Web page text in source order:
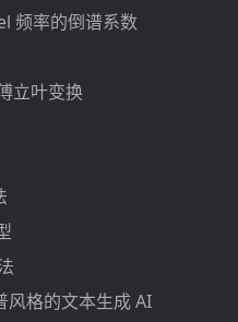
频率的倒谱系数
立叶变换
格的文本生成 AI